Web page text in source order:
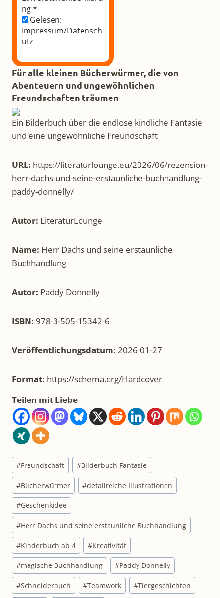
ng*
Gelesen:
Impressum/Datensch
utz
Für alle kleinen Bücherwürmer, die von
Abenteuern und ungewöhnlichen
Freundschaften träumen
Ein Bilderbuch über die endlose kindliche Fantasie
und eine ungewöhnliche Freundschaft
URL: https://literaturlounge.eu/2026/06/rezension-
herr-dachs-und-seine-erstaunliche-buchhandlung-
paddy-donnelly/
Autor: LiteraturLounge
Name: Herr Dachs und seine erstaunliche
Buchhandlung
Autor: Paddy Donnelly
ISBN: 978-3-505-15342-6
Veröffentlichungsdatum: 2026-01-27
Format: https://schema.org/Hardcover
Teilen mit Liebe
Schlagworte:
#Freundschaft #Bilderbuch Fantasie
#Bücherwürmer #detailreiche Illustrationen
#Geschenkidee
#Herr Dachs und seine erstaunliche Buchhandlung
#Kinderbuch ab 4 #Kreativität
#magische Buchhandlung #Paddy Donnelly
#Schneiderbuch #Teamwork #Tiergeschichten